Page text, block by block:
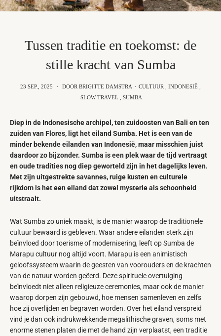
Tussen traditie en toekomst: de
stille kracht van Sumba
23 SEP., 2025 · DOOR BRIGITTE DAMSTRA · CULTUUR INDONESIË
SLOW TRAVEL
SUMBA
Diep in de Indonesische archipel, ten zuidoosten van Bali en ten
zuiden van Flores, ligt het eiland Sumba. Het is een van de
minder bekende eilanden van Indonesië, maar misschien juist
daardoor zo bijzonder. Sumba is een plek waar de tijd vertraagt
en oude tradities nog diep geworteld zijn in het dagelijks leven.
Met zijn uitgestrekte savannes, ruige kusten en culturele
rijkdom is het een eiland dat zowel mysterie als schoonheid
uitstraalt.
Wat Sumba zo uniek maakt, is de manier waarop de traditionele
cultuur bewaard is gebleven. Waar andere eilanden sterk zijn
beïnvloed door toerisme of modernisering, leeft op Sumba de
Marapu cultuur nog altijd voort. Marapu is een animistisch
geloofssysteem waarin de geesten van voorouders en de krachten
van de natuur worden geëerd. Deze spirituele overtuiging
beïnvloedt niet alleen religieuze ceremonies, maar ook de manier
waarop dorpen zijn gebouwd, hoe mensen samenleven en zelfs
hoe zij overlijden en begraven worden. Over het eiland verspreid
vind je dan ook indrukwekkende megalithische graven, soms met
enorme stenen platen die met de hand zijn verplaatst, een traditie